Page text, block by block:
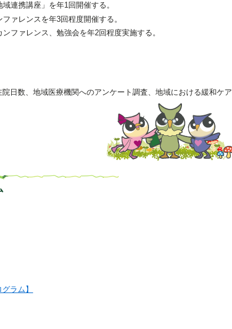
連携講座」を年1回開催する。
ァレンスを年3回程度開催する。
ファレンス、勉強会を年2回程度実施する。
日数、地域医療機関へのアンケート調査、地域における緩和ケア
ラム】